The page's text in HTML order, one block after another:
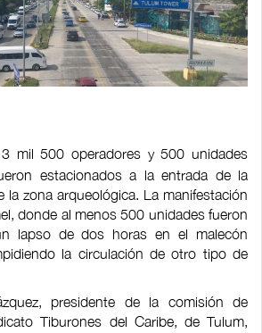
mil 500 operadores y 500 unidades
estacionados a la entrada de la
la zona arqueológica. La manifestación
donde al menos 500 unidades fueron
lapso de dos horas en el malecón
la circulación de otro tipo de
presidente de la comisión de
Tiburones del Caribe, de Tulum,